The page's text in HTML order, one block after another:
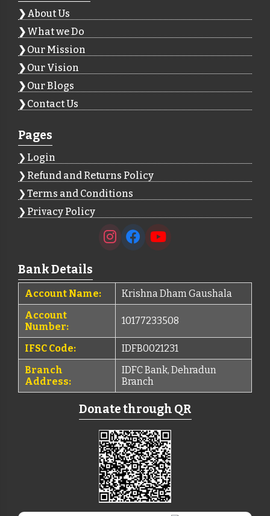
About Us
What we Do
Our Mission
Our Vision
Our Blogs
Contact Us
Pages
Login
Refund and Returns Policy
Terms and Conditions
Privacy Policy
Bank Details
Account Name:
Krishna Dham Gaushala
Account
Number:
10177233508
IFSC Code:
IDFB0021231
Branch
Address:
IDFC Bank, Dehradun
Branch
Donate through QR